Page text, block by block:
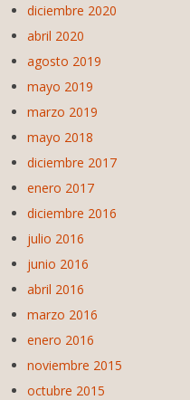
diciembre 2020
abril 2020
agosto 2019
mayo 2019
marzo 2019
mayo 2018
diciembre 2017
enero 2017
diciembre 2016
julio 2016
junio 2016
abril 2016
marzo 2016
enero 2016
noviembre 2015
octubre 2015